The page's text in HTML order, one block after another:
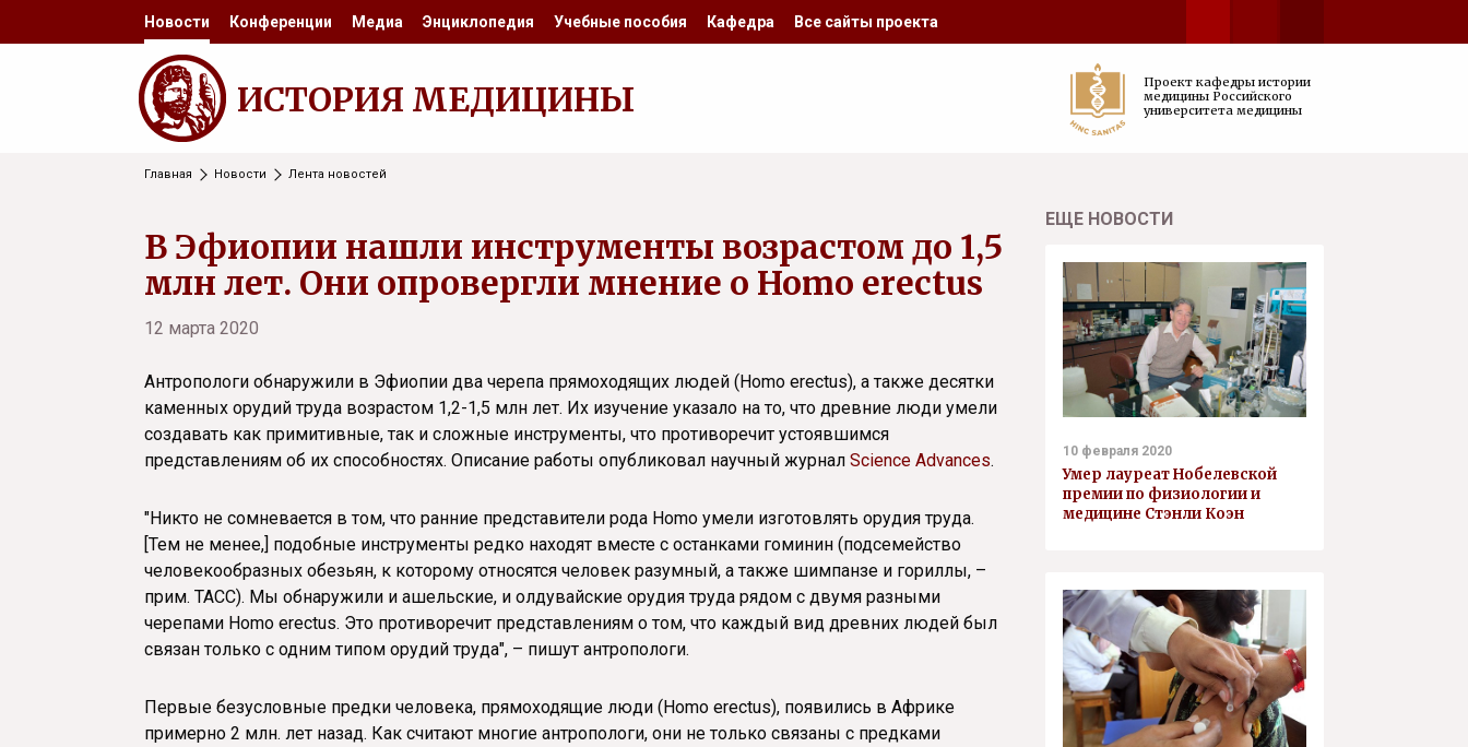
Новости Конференции Медиа Энциклопедия Учебные пособия Кафедра Все сайты проекта
ИСТОРИЯ МЕДИЦИНЫ
Проект кафедры истории
медицины Российского
университета медицины
Главная Новости Лента новостей
В Эфиопии нашли инструменты возрастом до 1,5
млн лет. Они опровергли мнение о Homo erectus
12 марта 2020
Антропологи обнаружили в Эфиопии два черепа прямоходящих людей (Homo erectus), а также десятки
каменных орудий труда возрастом 1,2-1,5 млн лет. Их изучение указало на то, что древние люди умели
создавать как примитивные, так и сложные инструменты, что противоречит устоявшимся
представлениям об их способностях. Описание работы опубликовал научный журнал Science Advances.
"Никто не сомневается в том, что ранние представители рода Homo умели изготовлять орудия труда.
[Тем не менее,] подобные инструменты редко находят вместе с останками гоминин (подсемейство
человекообразных обезьян, к которому относятся человек разумный, а также шимпанзе и гориллы, –
прим. ТАСС). Мы обнаружили и ашельские, и олдувайские орудия труда рядом с двумя разными
черепами Homo erectus. Это противоречит представлениям о том, что каждый вид древних людей был
связан только с одним типом орудий труда", – пишут антропологи.
Первые безусловные предки человека, прямоходящие люди (Homo erectus), появились в Африке
примерно 2 млн. лет назад. Как считают многие антропологи, они не только связаны с предками
ЕЩЕ НОВОСТИ
10 февраля 2020
Умер лауреат Нобелевской
премии по физиологии и
медицине Стэнли Коэн